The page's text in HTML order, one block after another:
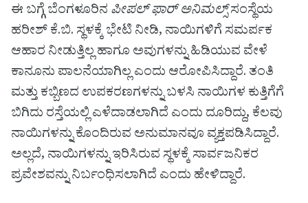
ಈ ಬಗ್ಗೆ ಬೆಂಗಳೂರಿನ ಪೀಪಲ್ ಫಾರ್ ಅನಿಮಲ್ಸ್ಸಂಸ್ಥೆಯ
ಹರೀಶ್ ಕೆ.ಬಿ. ಸ್ಥಳಕ್ಕೆ ಭೇಟಿ ನೀಡಿ, ನಾಯಿಗಳಿಗೆ ಸಮರ್ಪಕ
ಆಹಾರ ನೀಡುತ್ತಿಲ್ಲ ಹಾಗೂ ಅವುಗಳನ್ನು ಹಿಡಿಯುವ ವೇಳೆ
ಕಾನೂನು ಪಾಲನೆಯಾಗಿಲ್ಲ ಎಂದು ಆರೋಪಿಸಿದ್ದಾರೆ. ತಂತಿ
ಮತ್ತು ಕಬ್ಬಿಣದ ಉಪಕರಣಗಳನ್ನು ಬಳಸಿ ನಾಯಿಗಳ ಕುತ್ತಿಗೆಗೆ
ಬಿಗಿದು ರಸ್ತೆಯಲ್ಲಿ ಎಳೆದಾಡಲಾಗಿದೆ ಎಂದು ದೂರಿದ್ದು, ಕೆಲವು
ನಾಯಿಗಳನ್ನು ಕೊಂದಿರುವ ಅನುಮಾನವೂ ವ್ಯಕ್ತಪಡಿಸಿದ್ದಾರೆ.
ಅಲ್ಲದೆ, ನಾಯಿಗಳನ್ನು ಇರಿಸಿರುವ ಸ್ಥಳಕ್ಕೆ ಸಾರ್ವಜನಿಕರ
ಪ್ರವೇಶವನ್ನು ನಿರ್ಬಂಧಿಸಲಾಗಿದೆ ಎಂದು ಹೇಳಿದ್ದಾರೆ.